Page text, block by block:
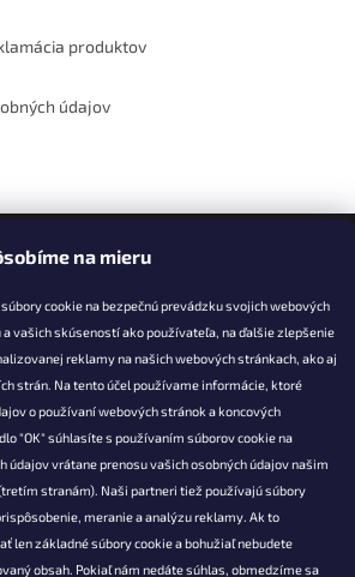
na mieru
cookie na bezpečnú prevádzku svojich webových
vašich skúseností ako používateľa, na ďalšie zlepšenie
reklamy na našich webových stránkach, ako aj
strán. Na tento účel používame informácie, ktoré
o používaní webových stránok a koncových
"OK" súhlasíte s používaním súborov cookie na
údajov vrátane prenosu vašich osobných údajov našim
stranám). Naši partneri tiež používajú súbory
meranie a analýzu reklamy. Ak to
len základné súbory cookie a bohužiaľ nebudete
obsah. Pokiaľ nám nedáte súhlas, obmedzíme sa
produktov
údajov